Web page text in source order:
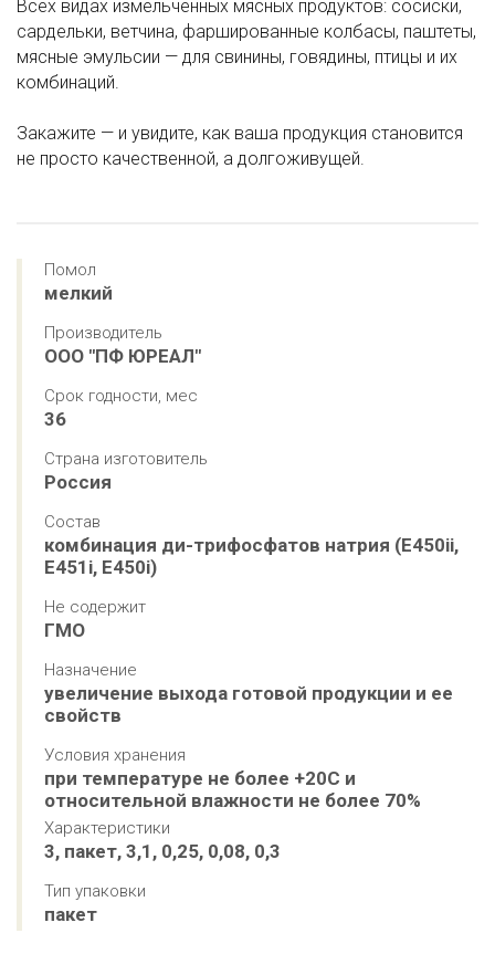
Всех видах измельчённых мясных продуктов: сосиски,
сардельки, ветчина, фаршированные колбасы, паштеты,
мясные эмульсии — для свинины, говядины, птицы и их
комбинаций.
Закажите — и увидите, как ваша продукция становится
не просто качественной, а долгоживущей.
Помол
мелкий
Производитель
ООО "ПФ ЮРЕАЛ"
Срок годности, мес
36
Страна изготовитель
Россия
Состав
комбинация ди-трифосфатов натрия (E450ii,
E451i, E450i)
Не содержит
ГМО
Назначение
увеличение выхода готовой продукции и ее
свойств
Условия хранения
при температуре не более +20С и
относительной влажности не более 70%
Характеристики
3, пакет, 3,1, 0,25, 0,08, 0,3
Тип упаковки
пакет